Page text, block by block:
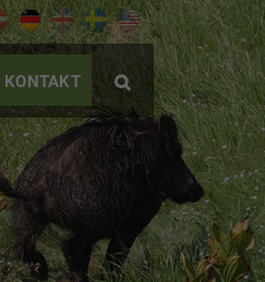
KONTAKT 